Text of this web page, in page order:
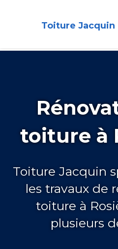
Toiture Jacquin
toiture à
Toiture Jacquin
les travaux de
toiture à
plusieurs